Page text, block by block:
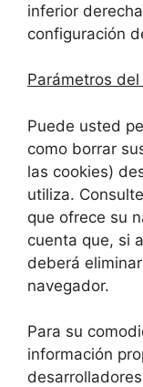
inferior
configuración
Parámetros
Puede usted
como borrar
las cookies)
utiliza.
que ofrece su
cuenta que, si
deberá
navegador.
Para su
información